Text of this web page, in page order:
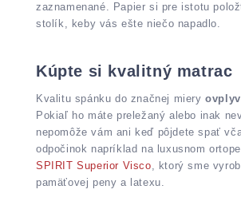
zaznamenané. Papier si pre istotu
stolík, keby vás ešte niečo napadlo.
Kúpte si kvalitný matrac
Kvalitu spánku do značnej miery
Pokiaľ ho máte preležaný alebo inak
nepomôže vám ani keď pôjdete spať
odpočinok napríklad na luxusnom
SPIRIT Superior Visco, ktorý sme
pamäťovej peny a latexu.